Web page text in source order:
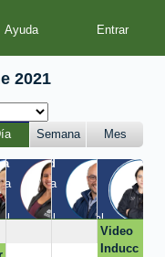
Ayuda
2021
Semana Mes
Yesid
Quinta
/
Virtual
Luis
EIC /
Virtual
Video
Inducc